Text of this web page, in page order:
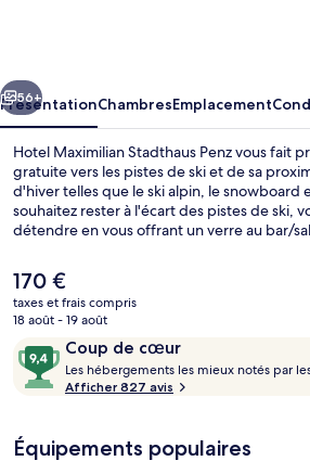
Suivant
56+
PrésentationChambresEmplacement
Hotel Maximilian Stadthaus Penz vous fait
gratuite vers les pistes de ski et de sa
d'hiver telles que le ski alpin, le snowboard
souhaitez rester à l'écart des pistes de ski,
détendre en vous offrant un verre au bar/
également pour les skieurs : un local à skis.
adorent le personnel attentionné et
Le
prix
actuel
de
170 €.
170 €
taxes et frais compris
18 août - 19 août
Avis
voyageurs
Coup de cœur
9,4
sur
10,
cœur
Les hébergements les mieux notés par
Afficher 827 avis
Équipements populaires